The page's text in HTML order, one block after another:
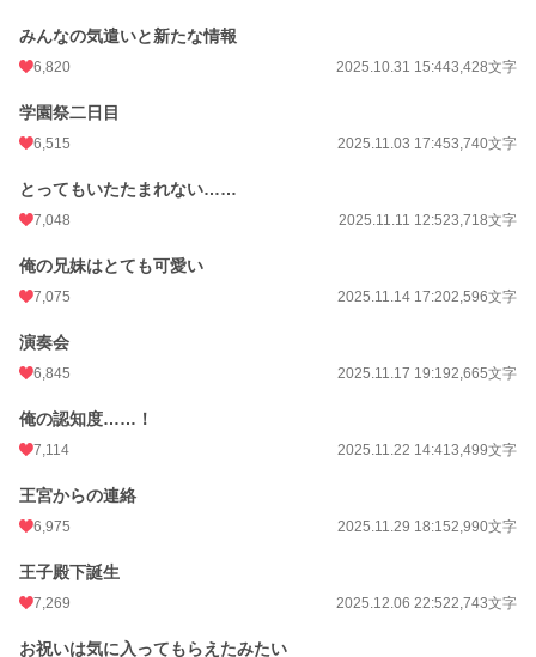
みんなの気遣いと新たな情報
6,820 2025.10.31 15:443,428文字
学園祭二日目
6,515 2025.11.03 17:453,740文字
とってもいたたまれない……
7,048 2025.11.11 12:523,718文字
俺の兄妹はとても可愛い
7,075 2025.11.14 17:202,596文字
演奏会
6,845 2025.11.17 19:192,665文字
俺の認知度……！
7,114 2025.11.22 14:41 3,499文字
王宮からの連絡
6,975 2025.11.29 18:152,990文字
王子殿下誕生
7,269 2025.12.06 22:522,743文字
お祝いは気に入ってもらえたみたい